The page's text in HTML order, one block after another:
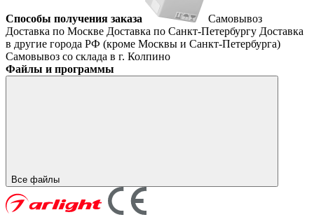
Способы получения заказа
Самовывоз
Доставка по Москве Доставка по Санкт-Петербургу Доставка
в другие города РФ (кроме Москвы и Санкт-Петербурга)
Самовывоз со склада в г. Колпино
Файлы и программы
Все файлы